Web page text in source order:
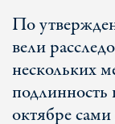
По
вели
нескольких
октябре